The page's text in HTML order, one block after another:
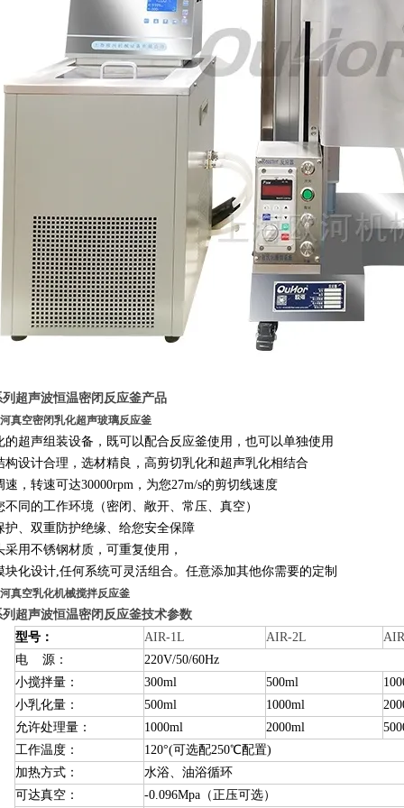
超声波恒温密闭反应釜产品
真空密闭乳化超声玻璃反应釜
的超声组装设备，既可以配合反应釜使用，也可以单独使用
构设计合理，选材精良，高剪切乳化和超声乳化相结合
速，转速可达30000rpm，为您27m/s的剪切线速度
不同的工作环境（密闭、敞开、常压、真空）
护、双重防护绝缘、给您安全保障
采用不锈钢材质，可重复使用，
块化设计,任何系统可灵活组合。任意添加其他你需要的定制
真空乳化机械搅拌反应釜
超声波恒温密闭反应釜技术参数
型号：
AIR-1L AIR-2L
电 源：
220V/50/60Hz
小搅拌量：
300ml 500ml
小乳化量：
500ml 1000ml
允许处理量：
1000ml 2000ml
工作温度：
120°(可选配250℃配置)
加热方式：
水浴、油浴循环
可达真空：
-0.096Mpa（正压可选）